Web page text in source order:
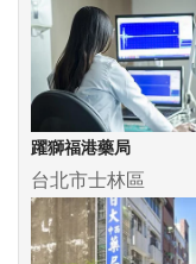
躍獅福港藥局
台北市士林區